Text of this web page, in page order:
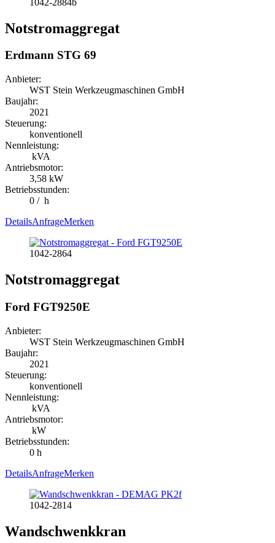
Notstromaggregat
Erdmann STG 69
Anbieter:
WST Stein Werkzeugmaschinen GmbH
Baujahr:
2021
Steuerung:
konventionell
Nennleistung:
kVA
Antriebsmotor:
3,58 kW
Betriebsstunden:
0 / h
DetailsAnfrageMerken
1042-2864
Notstromaggregat
Ford FGT9250E
Anbieter:
WST Stein Werkzeugmaschinen GmbH
Baujahr:
2021
Steuerung:
konventionell
Nennleistung:
kVA
Antriebsmotor:
kW
Betriebsstunden:
0 h
DetailsAnfrageMerken
1042-2814
Wandschwenkkran